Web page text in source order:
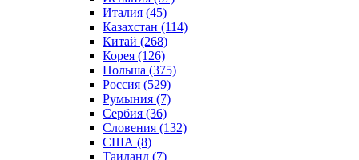
Италия (45)
Казахстан (114)
Китай (268)
Корея (126)
Польша (375)
Россия (529)
Румыния (7)
Сербия (36)
Словения (132)
США (8)
Таиланд (7)